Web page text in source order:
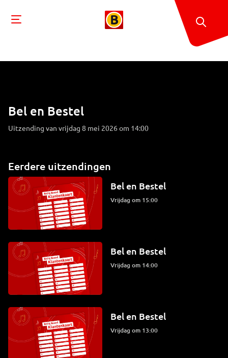
Bel en Bestel
Uitzending van vrijdag 8 mei 2026 om 14:00
Eerdere uitzendingen
Bel en Bestel
vrijdag om 15:00
Bel en Bestel
vrijdag om 14:00
Bel en Bestel
vrijdag om 13:00